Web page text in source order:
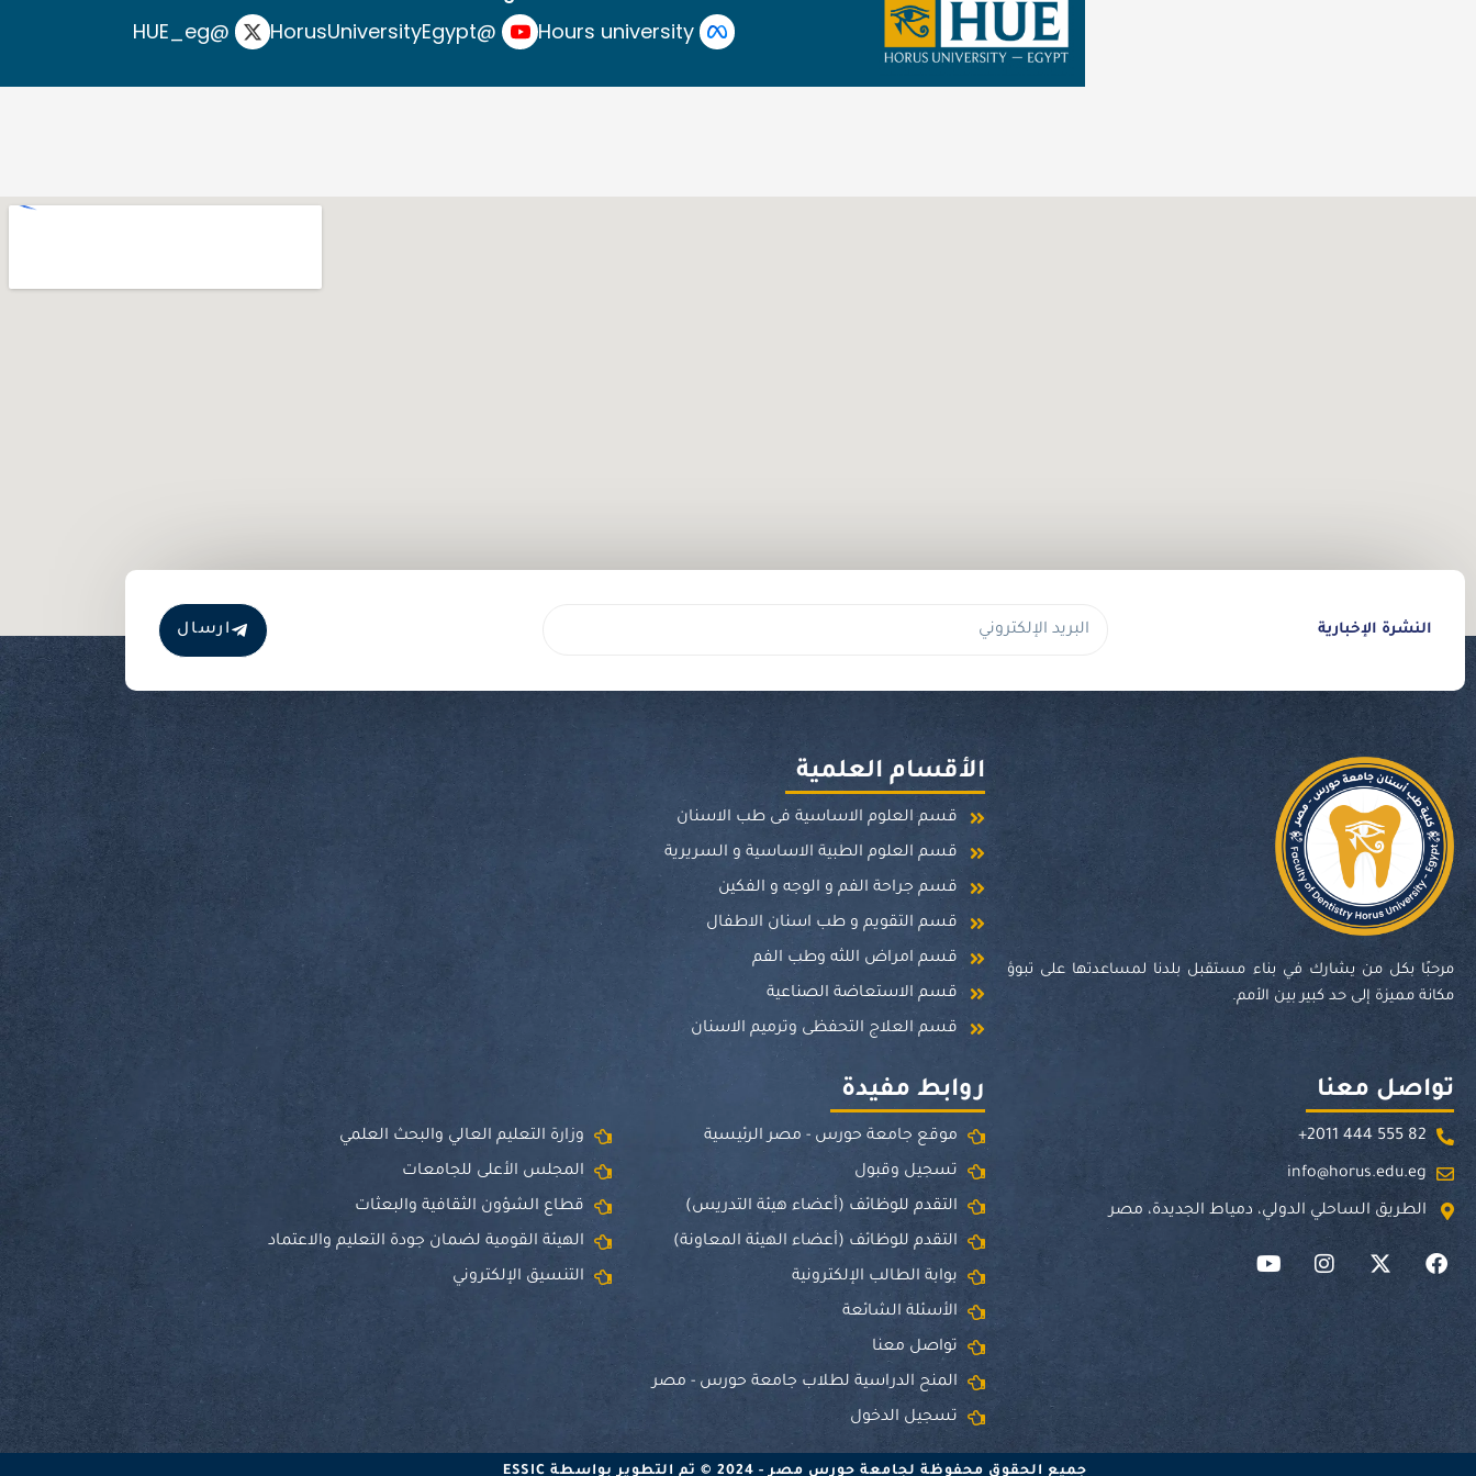
Hours university
@HorusUniversityEgypt
@HUE_eg
النشرة الإخبارية
الإلكتروني
ارسال
مرحبًا بكل من يشارك في بناء مستقبل بلدنا لمساعدتها على تبوؤ
مكانة مميزة إلى حد كبير بين الأمم.
الأقسام العلمية
قسم العلوم الاساسية فى طب الاسنان
قسم العلوم الطبية الاساسية و السريرية
قسم جراحة الفم و الوجه و الفكين
قسم التقويم و طب اسنان الاطفال
قسم امراض اللثه وطب الفم
قسم الاستعاضة الصناعية
قسم العلاج التحفظى وترميم الاسنان
تواصل معنا
+2011 444 555 82
info@horus.edu.eg
الطريق الساحلي الدولي، دمياط الجديدة، مصر
F
a
b
k
X
-
t
t
I
n
g
m
Y
o
u
روابط مفيدة
موقع جامعة حورس - مصر الرئيسية
تسجيل وقبول
التقدم للوظائف (أعضاء هيئة التدريس)
التقدم للوظائف (أعضاء الهيئة المعاونة)
بوابة الطالب الإلكترونية
الأسئلة الشائعة
تواصل معنا
المنح الدراسية لطلاب جامعة حورس - مصر
تسجيل الدخول
وزارة التعليم العالي والبحث العلمي
المجلس الأعلى للجامعات
قطاع الشؤون الثقافية والبعثات
الهيئة القومية لضمان جودة التعليم والاعتماد
التنسيق الإلكتروني
جميع الحقوق محفوظة لجامعة حورس مصر - 2024 © تم التطوير بواسطة ESSIC